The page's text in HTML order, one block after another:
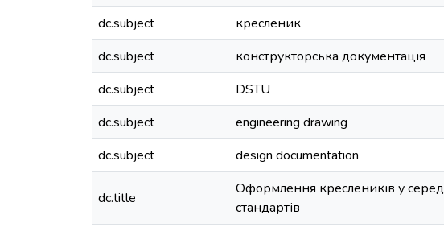
dc.subject
кресленик
dc.subject
конструкторська документація
dc.subject
DSTU
dc.subject
engineering drawing
dc.subject
design documentation
dc.title
Оформлення креслеників у
стандартів